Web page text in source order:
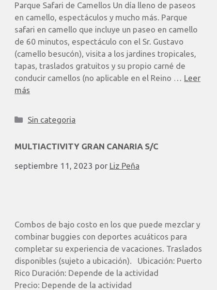
Parque Safari de Camellos Un día lleno de paseos
en camello, espectáculos y mucho más. Parque
safari en camello que incluye un paseo en camello
de 60 minutos, espectáculo con el Sr. Gustavo
(camello besucón), visita a los jardines tropicales,
tapas, traslados gratuitos y su propio carné de
conducir camellos (no aplicable en el Reino … Leer
más
Sin categoria
MULTIACTIVITY GRAN CANARIA S/C
septiembre 11, 2023 por Liz Peña
Combos de bajo costo en los que puede mezclar y
combinar buggies con deportes acuáticos para
completar su experiencia de vacaciones. Traslados
disponibles (sujeto a ubicación). ​ Ubicación: Puerto
Rico Duración: Depende de la actividad
Precio: Depende de la actividad